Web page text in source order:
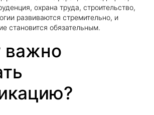
охрана труда, строительство,
развиваются стремительно, и
становится обязательным.
важно